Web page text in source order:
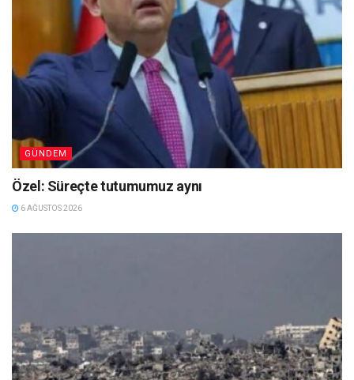
GÜNDEM
Özel: Süreçte tutumumuz aynı
6 AĞUSTOS 2026